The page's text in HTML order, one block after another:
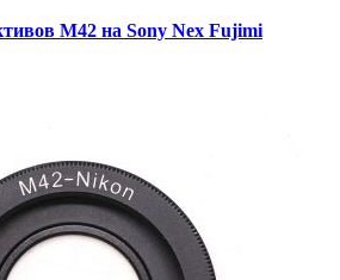
M42 на Sony Nex Fujimi